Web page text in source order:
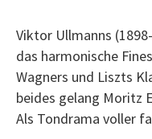
Viktor Ullmanns
das harmonische
Wagners und Liszts
beides gelang Moritz
Als Tondrama voller